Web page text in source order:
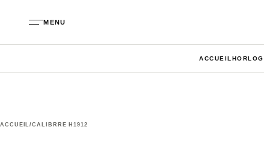
MENU
ACCUEIL
ACCUEIL/CALIBRRE H1912